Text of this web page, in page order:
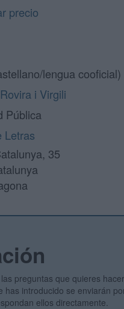
precio
lengua cooficial)
i Virgili
Pública
Letras
35
preguntas que quieres
has introducido se enviarán
ellos directamente.